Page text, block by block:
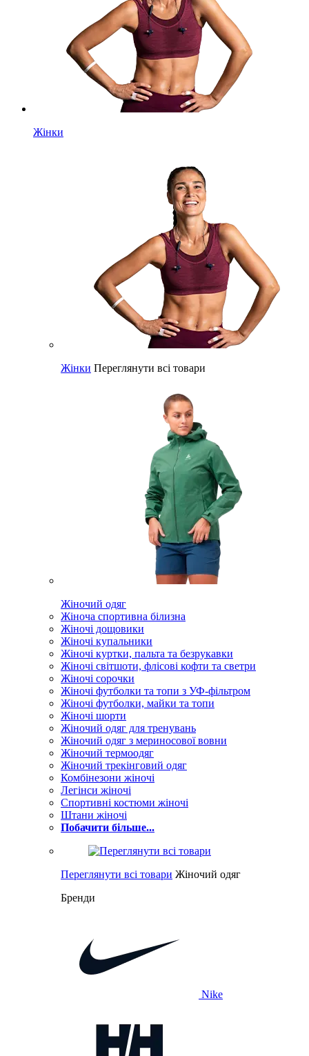
Жінки
Жінки Переглянути всі товари
Жіночий одяг
Жіноча спортивна білизна
Жіночі дощовики
Жіночі купальники
Жіночі куртки, пальта та безрукавки
Жіночі світшоти, флісові кофти та светри
Жіночі сорочки
Жіночі футболки та топи з УФ-фільтром
Жіночі футболки, майки та топи
Жіночі шорти
Жіночий одяг для тренувань
Жіночий одяг з мериносової вовни
Жіночий термоодяг
Жіночий трекінговий одяг
Комбінезони жіночі
Легінси жіночі
Спортивні костюми жіночі
Штани жіночі
Побачити більше...
Переглянути всі товари Жіночий одяг
Бренди
Nike